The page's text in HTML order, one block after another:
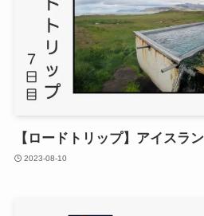
【ロードトリップ】アイスラ
2023-08-10